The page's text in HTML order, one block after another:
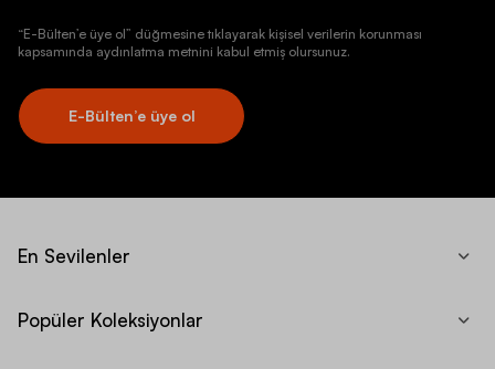
“E-Bülten’e üye ol” düğmesine tıklayarak kişisel verilerin korunması
kapsamında aydınlatma metnini kabul etmiş olursunuz.
E-Bülten’e üye ol
En Sevilenler
Popüler Koleksiyonlar